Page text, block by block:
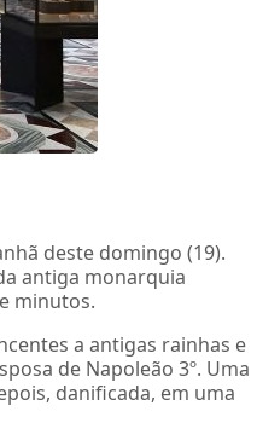
deste domingo (19).
antiga monarquia
minutos.
a antigas rainhas e
de Napoleão 3º. Uma
danificada, em uma